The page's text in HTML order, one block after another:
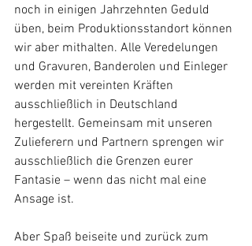
noch in einigen Jahrzehnten Geduld
üben, beim Produktionsstandort können
wir aber mithalten. Alle Veredelungen
und Gravuren, Banderolen und Einleger
werden mit vereinten Kräften
ausschließlich in Deutschland
hergestellt. Gemeinsam mit unseren
Zulieferern und Partnern sprengen wir
ausschließlich die Grenzen eurer
Fantasie – wenn das nicht mal eine
Ansage ist.
Aber Spaß beiseite und zurück zum